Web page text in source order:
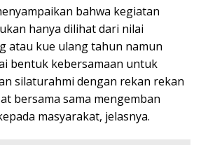
bahwa kegiatan
hanya dilihat dari nilai
atau kue ulang tahun namun
bentuk kebersamaan untuk
silaturahmi dengan rekan rekan
bersama sama mengemban
masyarakat, jelasnya.